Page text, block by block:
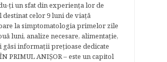
ţi un sfat din experienţa lor de
destinat celor 9 luni de viaţă
la simptomatologia primelor zile
luni, analize necesare, alimentaţie,
găsi informaţii preţioase dedicate
PRIMUL ANIŞOR – este un capitol